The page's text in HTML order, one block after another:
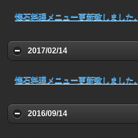
懐石料理メニュー更新致しました。
2017/02/14
懐石料理メニュー更新致しました。
2016/09/14